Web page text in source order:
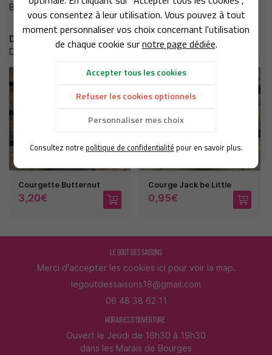
vous consentez à leur utilisation. Vous pouvez à tout
moment personnaliser vos choix concernant l'utilisation
de chaque cookie surnotre page dédiée.
Accepter tous les cookies
Refuser les cookies optionnels
Personnaliser mes choix
Consultez notre politique de confidentialité pour en savoir plus.
SAVOIR-FAIRE
SERVICES
BOUTIQUE
PHOTOS
CONTACT
REJOIGNEZ-NOUS :
RESTEZ
INSCRIPTION
Betteraves
Dans la même catégorie
D'autres produits qui pourraient vous intéresser
Courgette Butternut
3,20€
Courge Jack be Little
0,95€
LE GOÛT DES SAISONS
Merci d'accepter les cookies ici pour voir la map.
06 48 38 62 11
HORAIRES D'OUVERTURE :
Ouvert le Jeudi de 16h30 à 19h30
dans les Marais de Bourges